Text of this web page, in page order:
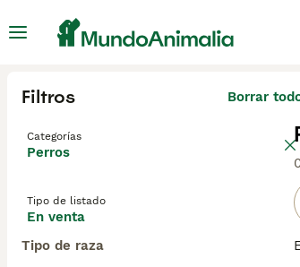
Filtros Borrar
Categorías
Perros
Tipo de listado
En venta
Tipo de raza